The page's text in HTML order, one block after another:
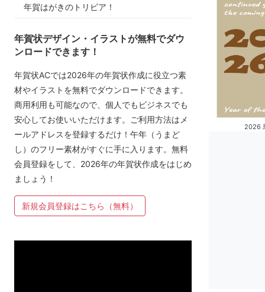
年賀はがきのトリビア！
年賀状デザイン・イラストが無料でダウ
ンロードできます！
年賀状ACでは2026年の年賀状作成に役立つ素
材やイラストを無料でダウンロードできます。
商用利用も可能なので、個人でもビジネスでも
安心してお使いいただけます。ご利用方法はメ
ールアドレスを登録するだけ！午年（うまど
し）のフリー素材がすぐに手に入ります。無料
会員登録をして、2026年の年賀状作成をはじめ
ましょう！
新規会員登録はこちら（無料）
2026